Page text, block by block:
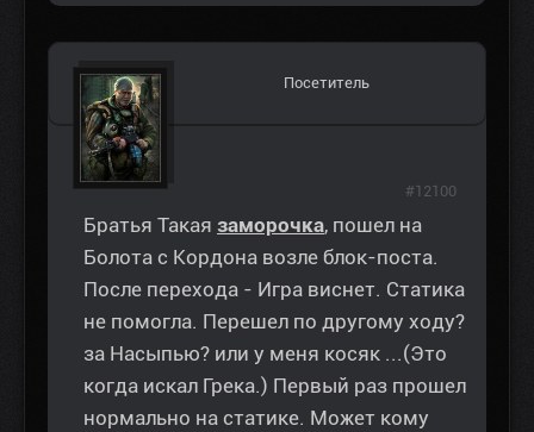
Посетитель
Братья Такая заморочка, пошел на
Болота с Кордона возле блок-поста.
После перехода - Игра виснет. Статика
не помогла. Перешел по другому ходу?
за Насыпью? или у меня косяк ...(Это
когда искал Грека.) Первый раз прошел
нормально на статике. Может кому
#12100